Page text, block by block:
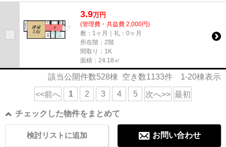
3.9万円
(管理費・共益費 2,000円)
敷：1ヶ月｜礼：0ヶ月
所在階：2階
間取り：1K
面積：24.18㎡
該当公開件数528棟 空き数1133件 1-20棟表示
<<前へ 1 2 3 4 5 次へ>> 最初
チェックした物件をまとめて
お問い合わせ
検討リストに追加